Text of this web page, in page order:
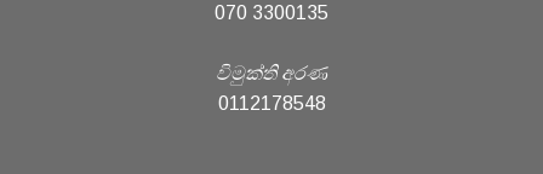
070 3300135
විමුක්ති අරණ
0112178548